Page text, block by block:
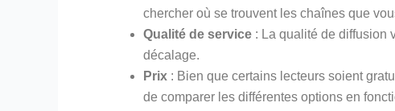
chercher où se trouvent les chaînes que
Qualité de service : La qualité de diffusion
décalage.
Prix : Bien que certains lecteurs soient
de comparer les différentes options en